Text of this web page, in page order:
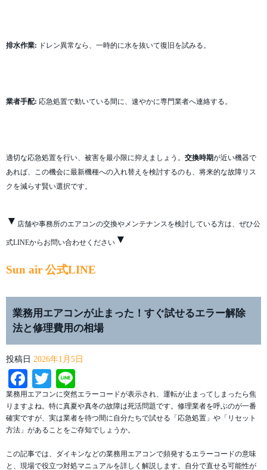
排水作業: ドレン異常なら、一時的に水を抜いて復旧を試みる。
業者手配: 応急処置で動いている間に、速やかに専門業者へ連絡する。
適切な応急処置を行い、被害を最小限に抑えましょう。 交換時期が近い機器で
あれば、この機会に最新機種への入れ替えを検討するのも、将来的な故障リス
クを減らす賢い選択です。
▼ 店舗や事務所のエアコンの交換やメンテナンスを検討している方は、ぜひ公
式LINEからお問い合わせください ▼
Sun air 公式LINE
業務用エアコンが止まった！すぐ試せるエラー解除
法と修理費用の相場
投稿日 2026年1月5日
Facebook
Twitter
業務用エアコンに突然エラーコードが表示され、運転が止まってしまったら焦
りますよね。特に真夏や真冬の故障は死活問題です。修理業者を呼ぶのが一番
確実ですが、実は業者を待つ間に自分たちで試せる「応急処置」や「リセット
方法」があることをご存知でしょうか。
この記事では、ダイキンなどの業務用エアコンで頻発するエラーコードの意味
と、現場で役立つ対処マニュアルを詳しく解説します。自分で直せる可能性が